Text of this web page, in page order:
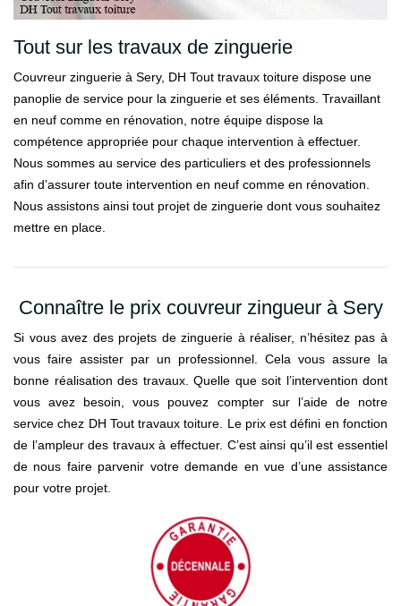
Tout sur les travaux de zinguerie
Couvreur zinguerie à Sery, DH Tout travaux toiture dispose une
panoplie de service pour la zinguerie et ses éléments. Travaillant
en neuf comme en rénovation, notre équipe dispose la
compétence appropriée pour chaque intervention à effectuer.
Nous sommes au service des particuliers et des professionnels
afin d’assurer toute intervention en neuf comme en rénovation.
Nous assistons ainsi tout projet de zinguerie dont vous souhaitez
mettre en place.
Connaître le prix couvreur zingueur à Sery
Si vous avez des projets de zinguerie à réaliser, n’hésitez pas à
vous faire assister par un professionnel. Cela vous assure la
bonne réalisation des travaux. Quelle que soit l’intervention dont
vous avez besoin, vous pouvez compter sur l’aide de notre
service chez DH Tout travaux toiture. Le prix est défini en fonction
de l’ampleur des travaux à effectuer. C’est ainsi qu’il est essentiel
de nous faire parvenir votre demande en vue d’une assistance
pour votre projet.